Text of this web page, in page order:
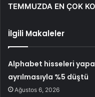
TEMMUZDA EN ÇOK
İlgili Makaleler
Alphabet hisseleri
ayrılmasıyla %5 düştü
Ağustos 6, 2026